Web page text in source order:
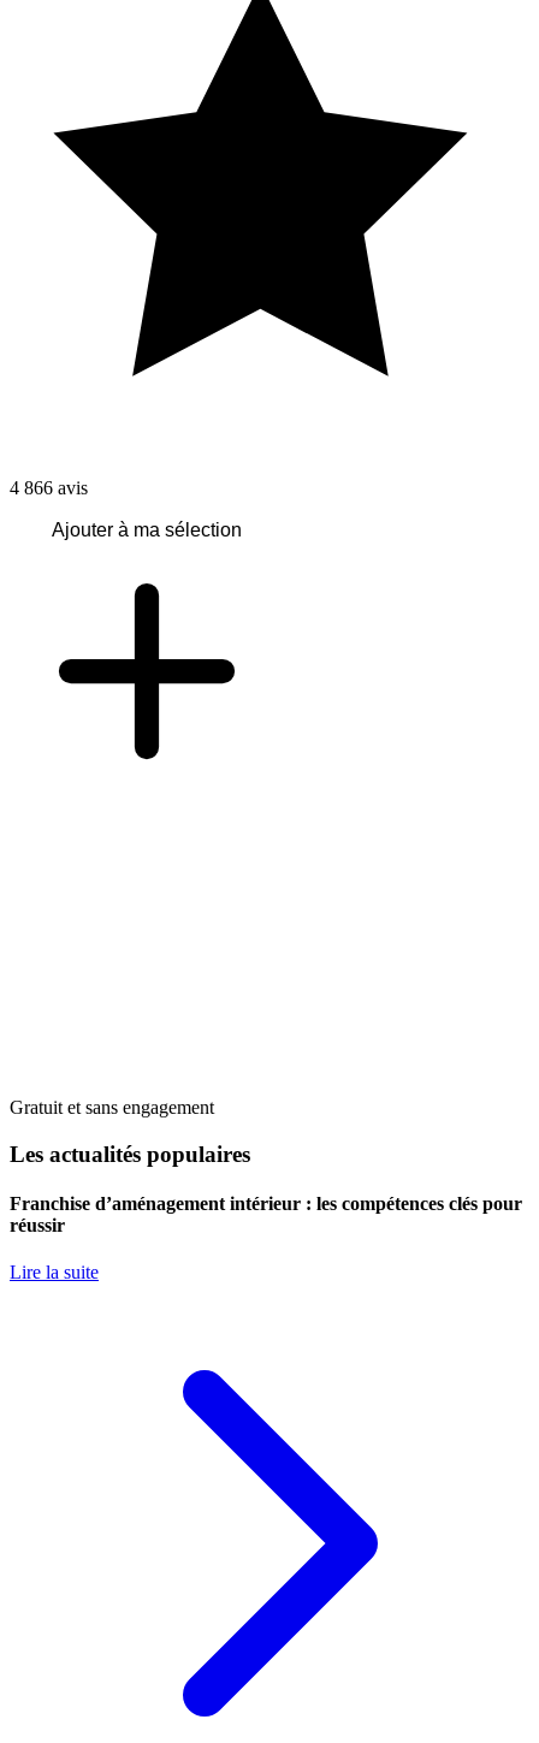
4 866 avis
Ajouter à ma sélection
Gratuit et sans engagement
Les actualités populaires
Franchise d’aménagement intérieur : les compétences clés pour
réussir
Lire la suite